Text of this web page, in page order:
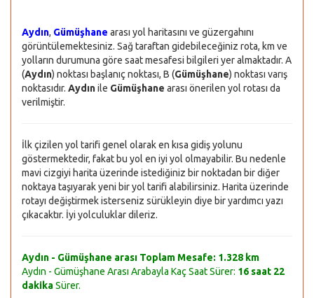
Aydın, Gümüşhane arası yol haritasını ve güzergahını
görüntülemektesiniz. Sağ taraftan gidebileceğiniz rota, km ve
yolların durumuna göre saat mesafesi bilgileri yer almaktadır. A
(Aydın) noktası başlanıç noktası, B (Gümüşhane) noktası varış
noktasıdır. Aydınile Gümüşhane arası önerilen yol rotası da
verilmiştir.
İlk çizilen yol tarifi genel olarak en kısa gidiş yolunu
göstermektedir, fakat bu yol en iyi yol olmayabilir. Bu nedenle
mavi cizgiyi harita üzerinde istediğiniz bir noktadan bir diğer
noktaya taşıyarak yeni bir yol tarifi alabilirsiniz. Harita üzerinde
rotayı değiştirmek isterseniz sürükleyin diye bir yardımcı yazı
çıkacaktır. İyi yolculuklar dileriz.
Aydın - Gümüşhane arası Toplam Mesafe: 1.328 km
Aydın - Gümüşhane Arası Arabayla Kaç Saat Sürer: 16 saat 22
dakikaSürer.